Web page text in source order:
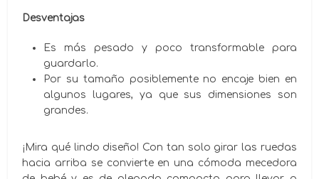
Desventajas
Es más pesado y poco transformable para
guardarlo.
Por su tamaño posiblemente no encaje bien en
algunos lugares, ya que sus dimensiones son
grandes.
¡Mira qué lindo diseño! Con tan solo girar las ruedas
hacia arriba se convierte en una cómoda mecedora